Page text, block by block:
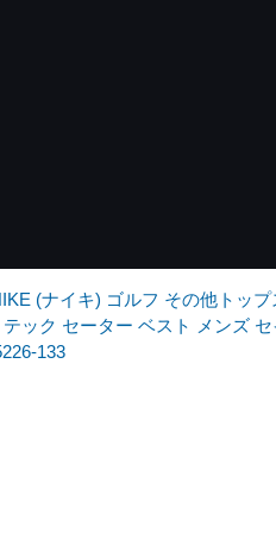
(ナイキ) ゴルフ その他トップ
ック セーター ベスト メンズ セ
133